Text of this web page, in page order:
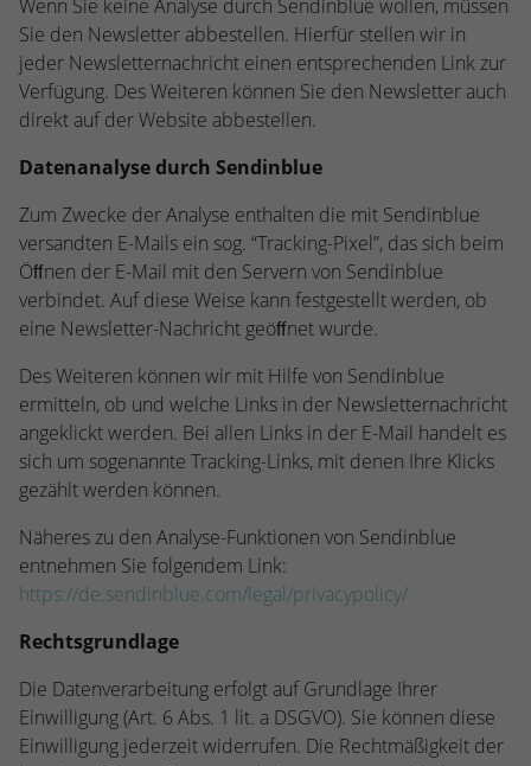
Wenn Sie keine Analyse durch Sendinblue wollen, müssen
Sie den Newsletter abbestellen. Hierfür stellen wir in
jeder Newsletternachricht einen entsprechenden Link zur
Verfügung. Des Weiteren können Sie den Newsletter auch
direkt auf der Website abbestellen.
Datenanalyse durch Sendinblue
Zum Zwecke der Analyse enthalten die mit Sendinblue
versandten E-Mails ein sog. “Tracking-Pixel”, das sich beim
Öﬀnen der E-Mail mit den Servern von Sendinblue
verbindet. Auf diese Weise kann festgestellt werden, ob
eine Newsletter-Nachricht geöﬀnet wurde.
Des Weiteren können wir mit Hilfe von Sendinblue
ermitteln, ob und welche Links in der Newsletternachricht
angeklickt werden. Bei allen Links in der E-Mail handelt es
sich um sogenannte Tracking-Links, mit denen Ihre Klicks
gezählt werden können.
Näheres zu den Analyse-Funktionen von Sendinblue
entnehmen Sie folgendem Link:
https://de.sendinblue.com/legal/privacypolicy/
Rechtsgrundlage
Die Datenverarbeitung erfolgt auf Grundlage Ihrer
Einwilligung (Art. 6 Abs. 1 lit. a DSGVO). Sie können diese
Einwilligung jederzeit widerrufen. Die Rechtmäßigkeit der